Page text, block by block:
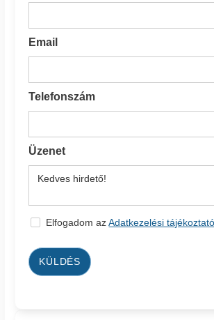
Email
Telefonszám
Üzenet
Elfogadom azAdatkezelési
KÜLDÉS